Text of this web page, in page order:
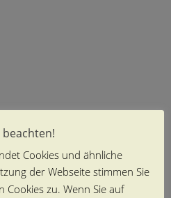
Cookies und ähnliche
der Webseite stimmen Sie
Cookies zu. Wenn Sie auf